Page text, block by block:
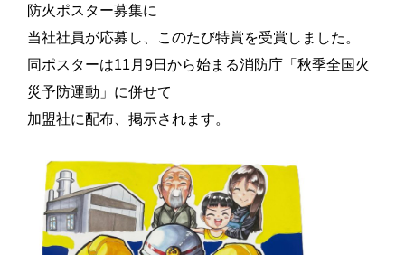
防火ポスター募集に
当社社員が応募し、このたび特賞を受賞しました。
同ポスターは11月9日から始まる消防庁「秋季全国火
災予防運動」に併せて
加盟社に配布、掲示されます。